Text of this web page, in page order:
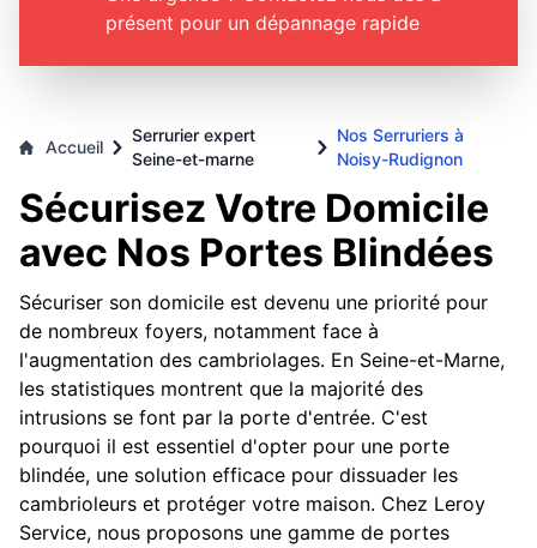
présent pour un dépannage rapide
Accueil
Serrurier expert
Seine-et-marne
Nos Serruriers à
Noisy-Rudignon
Sécurisez Votre Domicile
avec Nos Portes Blindées
Sécuriser son domicile est devenu une priorité pour
de nombreux foyers, notamment face à
l'augmentation des cambriolages. En Seine-et-Marne,
les statistiques montrent que la majorité des
intrusions se font par la porte d'entrée. C'est
pourquoi il est essentiel d'opter pour une porte
blindée, une solution efficace pour dissuader les
cambrioleurs et protéger votre maison. Chez Leroy
Service, nous proposons une gamme de portes